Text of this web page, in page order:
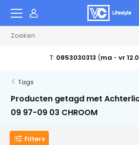
T: 0853030313 (ma - vr
Tags
Producten getagd met
09 97-09 03 CHROOM
Filters